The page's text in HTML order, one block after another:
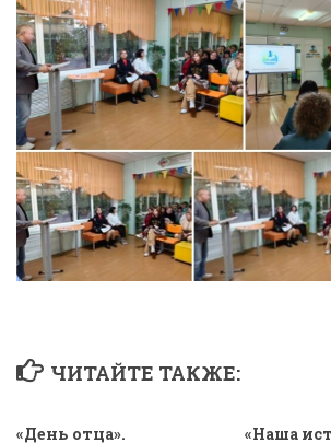
ЧИТАЙТЕ ТАКЖЕ:
«День отца». «Наша